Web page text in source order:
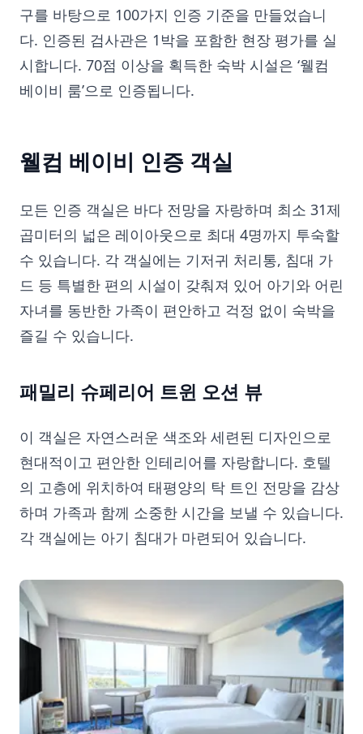
구를 바탕으로 100가지 인증 기준을 만들었습니
다. 인증된 검사관은 1박을 포함한 현장 평가를 실
시합니다. 70점 이상을 획득한 숙박 시설은 ‘웰컴
베이비 룸’으로 인증됩니다.
웰컴 베이비 인증 객실
모든 인증 객실은 바다 전망을 자랑하며 최소 31제
곱미터의 넓은 레이아웃으로 최대 4명까지 투숙할
수 있습니다. 각 객실에는 기저귀 처리통, 침대 가
드 등 특별한 편의 시설이 갖춰져 있어 아기와 어린
자녀를 동반한 가족이 편안하고 걱정 없이 숙박을
즐길 수 있습니다.
패밀리 슈페리어 트윈 오션 뷰
이 객실은 자연스러운 색조와 세련된 디자인으로
현대적이고 편안한 인테리어를 자랑합니다. 호텔
의 고층에 위치하여 태평양의 탁 트인 전망을 감상
하며 가족과 함께 소중한 시간을 보낼 수 있습니다.
각 객실에는 아기 침대가 마련되어 있습니다.